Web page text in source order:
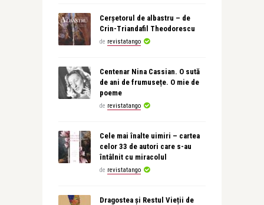
Cerșetorul de albastru – de
Crin-Triandafil Theodorescu
de revistatango
Centenar Nina Cassian. O sută
de ani de frumusețe. O mie de
poeme
de revistatango
Cele mai înalte uimiri – cartea
celor 33 de autori care s-au
întâlnit cu miracolul
de revistatango
Dragostea și Restul Vieții de